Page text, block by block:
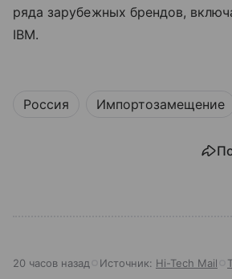
ряда зарубежных брендов,
IBM.
Россия Импортозамещение
20 часов назад Источник: Hi-Tech Mail